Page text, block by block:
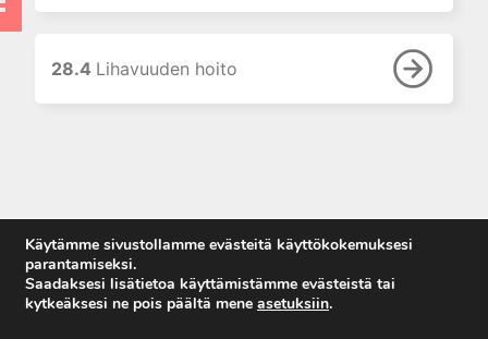
11. Lääkkeiden käyttö
14. Uusi painos: Lääkkeen
rationaalinen valinta ja
määrääminen
15. Lääkkeiden kulutus ja
28.4 Lihavuuden hoito
Käytämme sivustollamme evästeitä käyttökokemuksesi
parantamiseksi.
Saadaksesi lisätietoa käyttämistämme evästeistä tai
kytkeäksesi ne pois päältä mene asetuksiin.